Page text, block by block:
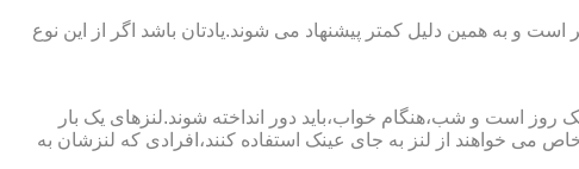
و به همین دلیل کمتر پیشنهاد می شوند.یادتان باشد اگر از این نوع
است و شب،هنگام خواب،باید دور انداخته شوند.لنزهای یک بار
خواهند از لنز به جای عینک استفاده کنند،افرادی که لنزشان به